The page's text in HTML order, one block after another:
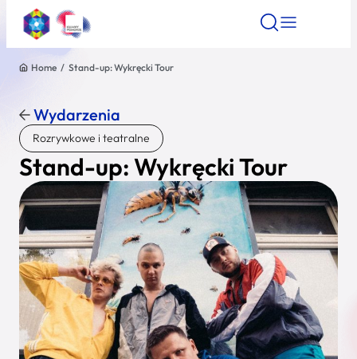
Znajdź atrakcję
Nazwa atrakcji
Miasto
Kategoria
Wyszukaj
Home / Stand-up: Wykręcki Tour
Wydarzenia
Rozrywkowe i teatralne
Stand-up: Wykręcki Tour